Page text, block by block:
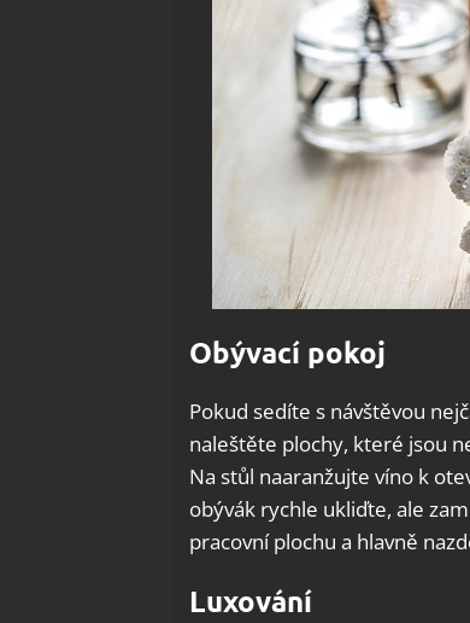
Obývací pokoj
Pokud sedíte s návštěvou
naleštěte plochy, které jsou
Na stůl naaranžujte víno k
obývák rychle ukliďte, ale
pracovní plochu a hlavně
Luxování